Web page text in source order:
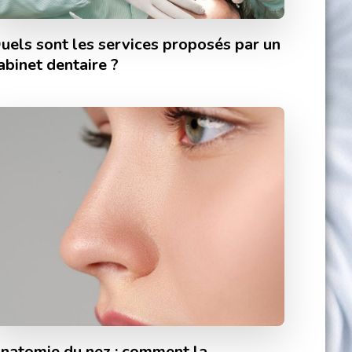
sont les services proposés par un
dentaire ?